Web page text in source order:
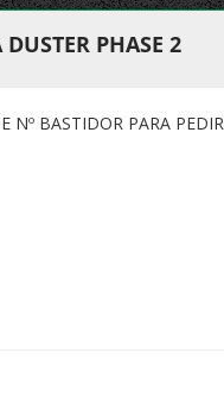
PHASE 2
BASTIDOR PARA